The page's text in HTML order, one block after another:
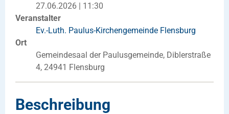
27.06.2026 | 11:30
Veranstalter
Ev.-Luth. Paulus-Kirchengemeinde Flensburg
Ort
Gemeindesaal der Paulusgemeinde, Diblerstraße
4, 24941 Flensburg
Beschreibung